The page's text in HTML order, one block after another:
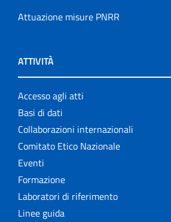
Attuazione misure PNRR
ATTIVITÀ
Accesso agli atti
Basi di dati
Collaborazioni internazionali
Comitato Etico Nazionale
Eventi
Formazione
Laboratori di riferimento
Linee guida